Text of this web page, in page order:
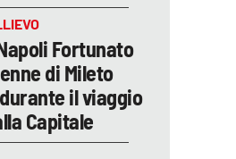
Fortunato
di Mileto
il viaggio
Capitale